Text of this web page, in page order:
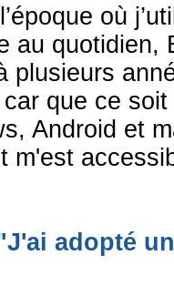
où
au quotidien,
plusieurs
que ce
Android et
m'est
adopté